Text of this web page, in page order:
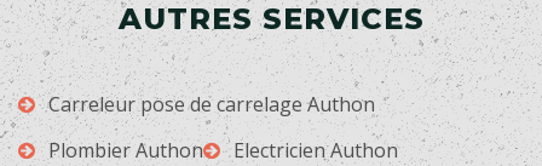
AUTRES SERVICES
Carreleur pose de carrelage Authon
Plombier Authon
Electricien Authon